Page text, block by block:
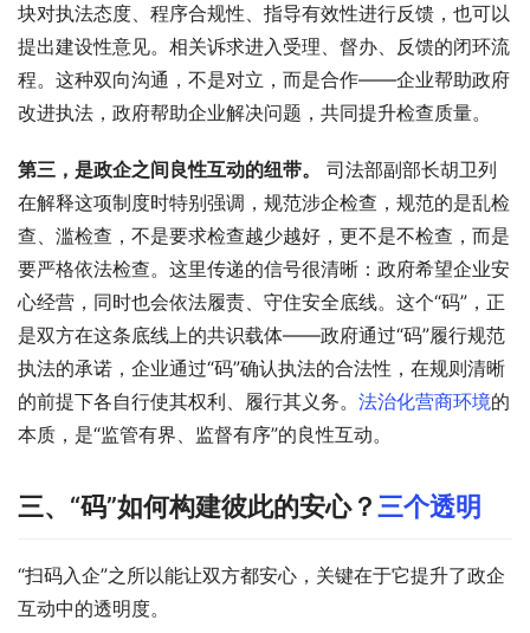
块对执法态度、程序合规性、指导有效性进行反馈，也可以
提出建设性意见。相关诉求进入受理、督办、反馈的闭环流
程。这种双向沟通，不是对立，而是合作——企业帮助政府
改进执法，政府帮助企业解决问题，共同提升检查质量。
第三，是政企之间良性互动的纽带。
司法部副部长胡卫列
在解释这项制度时特别强调，规范涉企检查，规范的是乱检
查、滥检查，不是要求检查越少越好，更不是不检查，而是
要严格依法检查。这里传递的信号很清晰：政府希望企业安
心经营，同时也会依法履责、守住安全底线。这个“码”，正
是双方在这条底线上的共识载体——政府通过“码”履行规范
执法的承诺，企业通过“码”确认执法的合法性，在规则清晰
的前提下各自行使其权利、履行其义务。 法治化营商环境的
本质，是“监管有界、监督有序”的良性互动。
三、“码”如何构建彼此的安心？三个透明
“扫码入企”之所以能让双方都安心，关键在于它提升了政企
互动中的透明度。